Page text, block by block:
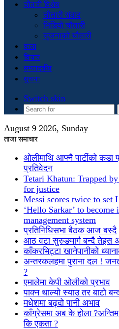
चौतारी विशेष
चौतारी संवाद
भिडियो चौतारी
सृजनाको चौतारी
कला
विचार
सम्पादकीय
सुचना
Switch skin
August 9 2026, Sunday
ताजा समाचार
ओलीमाथि आफ्नै पार्टीको कडा
प्रतिवेदन
Tetari Khatun: Trapped
for justice
Messi scores twice to set
‘Hello Sarkar’ to become
management system
प्रतिनिधिसभा बैठक आज बस्दै
आठ वटा सुरुङमार्ग बन्दै तेइस
काँकरभिट्टा खानेपानीको
अन्तरकलहमा पुराना दल !
?
एमालेमा केपी ओलीको प्रभाव
पाक्न थाल्यो स्याउ तर बाटो
मधेशमा बढ्दो पानी अभाव
काँग्रेसमा अब के होला ?अन्तिम
कि एकता ?